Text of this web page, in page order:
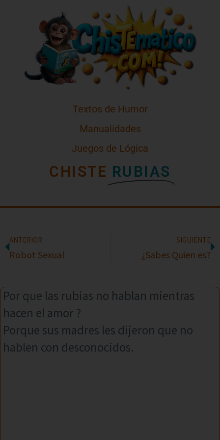
Textos de Humor
Manualidades
Juegos de Lógica
CHISTE RUBIAS
ANTERIOR
Robot Sexual
SIGUIENTE
¿Sabes Quien es?
Por que las rubias no hablan mientras
hacen el amor ?
Porque sus madres les dijeron que no
hablen con desconocidos.